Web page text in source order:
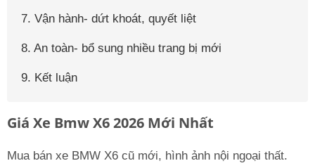
7. Vận hành- dứt khoát, quyết liệt
8. An toàn- bổ sung nhiều trang bị mới
9. Kết luận
Giá Xe Bmw X6 2026 Mới Nhất
Mua bán xe BMW X6 cũ mới, hình ảnh nội ngoại thất.